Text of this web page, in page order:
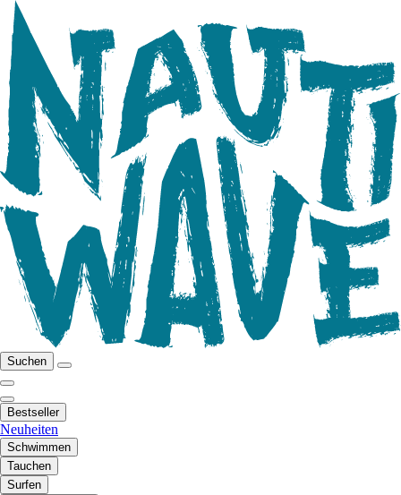
Suchen
Bestseller
Neuheiten
Schwimmen
Tauchen
Surfen